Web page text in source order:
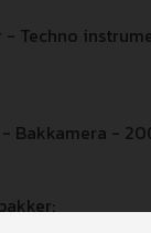
Techno
Bakkamera -